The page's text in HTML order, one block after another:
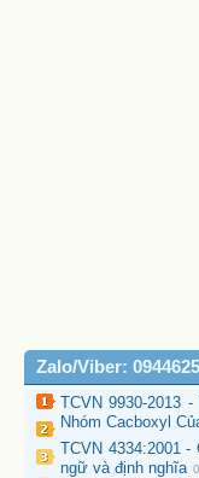
Zalo/Viber:
TCVN 9930-2013
Nhóm Cacboxyl
TCVN 4334:2001
ngữ và định nghĩa